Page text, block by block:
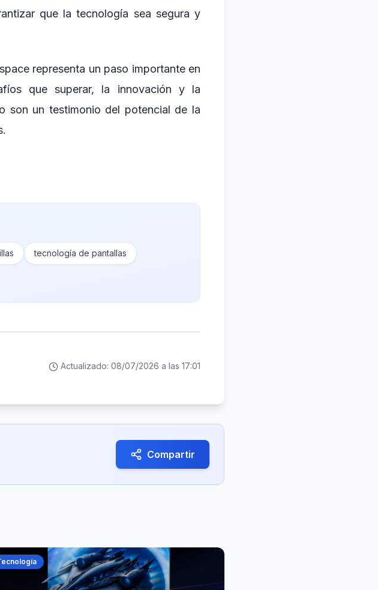
que la tecnología sea segura y
representa un paso importante en
que superar, la innovación y la
son un testimonio del potencial de la
tecnología de pantallas
Actualizado: 08/07/2026 a las 17:01
Compartir